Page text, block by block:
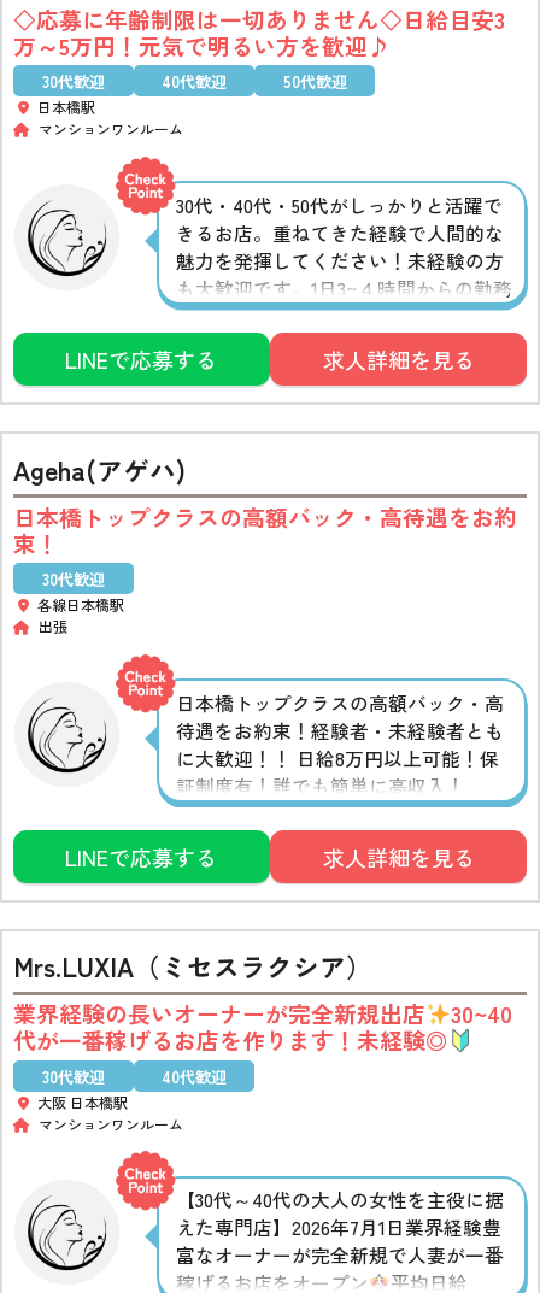
◇応募に年齢制限は一切ありません◇日給目安3
万～5万円！元気で明るい方を歓迎♪
30代歓迎 40代歓迎 50代歓迎
日本橋駅
マンションワンルーム
30代・40代・50代がしっかりと活躍で
きるお店。重ねてきた経験で人間的な
魅力を発揮してください！未経験の方
も大歓迎です。1日3~４時間からの勤務
が可能ですので、スキマ時間の活用に
ぴったり。もちろんレギュラー勤務の
方も大歓迎です。
LINEで応募する 求人詳細を見る
Ageha(アゲハ)
日本橋トップクラスの高額バック・高待遇をお約
束！
30代歓迎
各線日本橋駅
出張
日本橋トップクラスの高額バック・高
待遇をお約束！経験者・未経験者とも
に大歓迎！！ 日給8万円以上可能！保
証制度有！誰でも簡単に高収入！
LINEで応募する 求人詳細を見る
Mrs.LUXIA（ミセスラクシア）
業界経験の長いオーナーが完全新規出店
30~40
代が一番稼げるお店を作ります！未経験◎
30代歓迎 40代歓迎
大阪 日本橋駅
マンションワンルーム
【30代～40代の大人の女性を主役に据
えた専門店】2026年7月1日業界経験豊
富なオーナーが完全新規で人妻が一番
稼げるお店をオープン
平均日給